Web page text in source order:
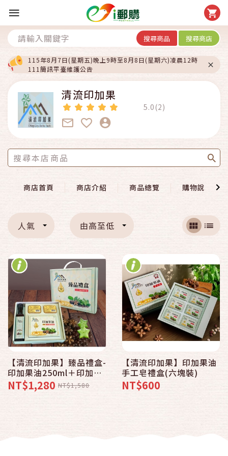
搜尋商品 搜尋商店
115年8月7日(星期五)晚上9時至8月8日(星期六)凌晨12時
111簡訊平臺維護公告
清流印加果
5.0(2)
商店首頁 商店介紹 商品總覽 購物說明
人氣 由高至低
【清流印加果】臻品禮盒-
印加果油250ml＋印加果
油膠囊60粒＋手工皂*2
NT$1,280 NT$1,580
【清流印加果】印加果油
手工皂禮盒(六塊裝)
NT$600